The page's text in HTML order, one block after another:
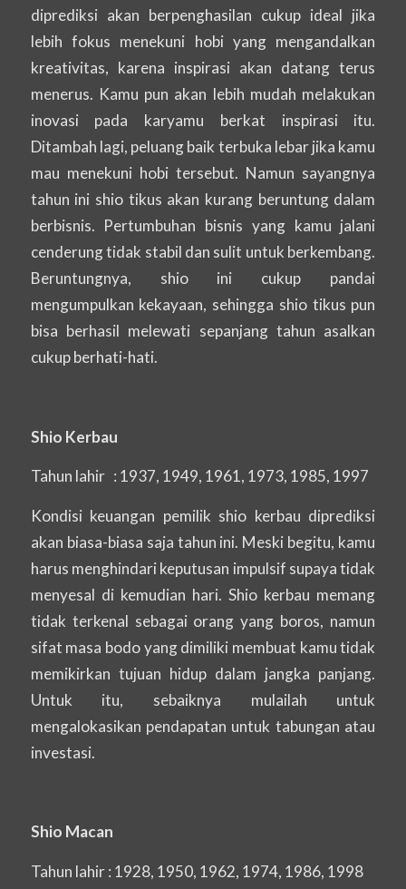
diprediksi akan berpenghasilan cukup ideal jika
lebih fokus menekuni hobi yang mengandalkan
kreativitas, karena inspirasi akan datang terus
menerus. Kamu pun akan lebih mudah melakukan
inovasi pada karyamu berkat inspirasi itu.
Ditambah lagi, peluang baik terbuka lebar jika kamu
mau menekuni hobi tersebut. Namun sayangnya
tahun ini shio tikus akan kurang beruntung dalam
berbisnis. Pertumbuhan bisnis yang kamu jalani
cenderung tidak stabil dan sulit untuk berkembang.
Beruntungnya, shio ini cukup pandai
mengumpulkan kekayaan, sehingga shio tikus pun
bisa berhasil melewati sepanjang tahun asalkan
cukup berhati-hati.
Shio Kerbau
Tahun lahir : 1937, 1949, 1961, 1973, 1985, 1997
Kondisi keuangan pemilik shio kerbau diprediksi
akan biasa-biasa saja tahun ini. Meski begitu, kamu
harus menghindari keputusan impulsif supaya tidak
menyesal di kemudian hari. Shio kerbau memang
tidak terkenal sebagai orang yang boros, namun
sifat masa bodo yang dimiliki membuat kamu tidak
memikirkan tujuan hidup dalam jangka panjang.
Untuk itu, sebaiknya mulailah untuk
mengalokasikan pendapatan untuk tabungan atau
investasi.
Shio Macan
Tahun lahir : 1928, 1950, 1962, 1974, 1986, 1998